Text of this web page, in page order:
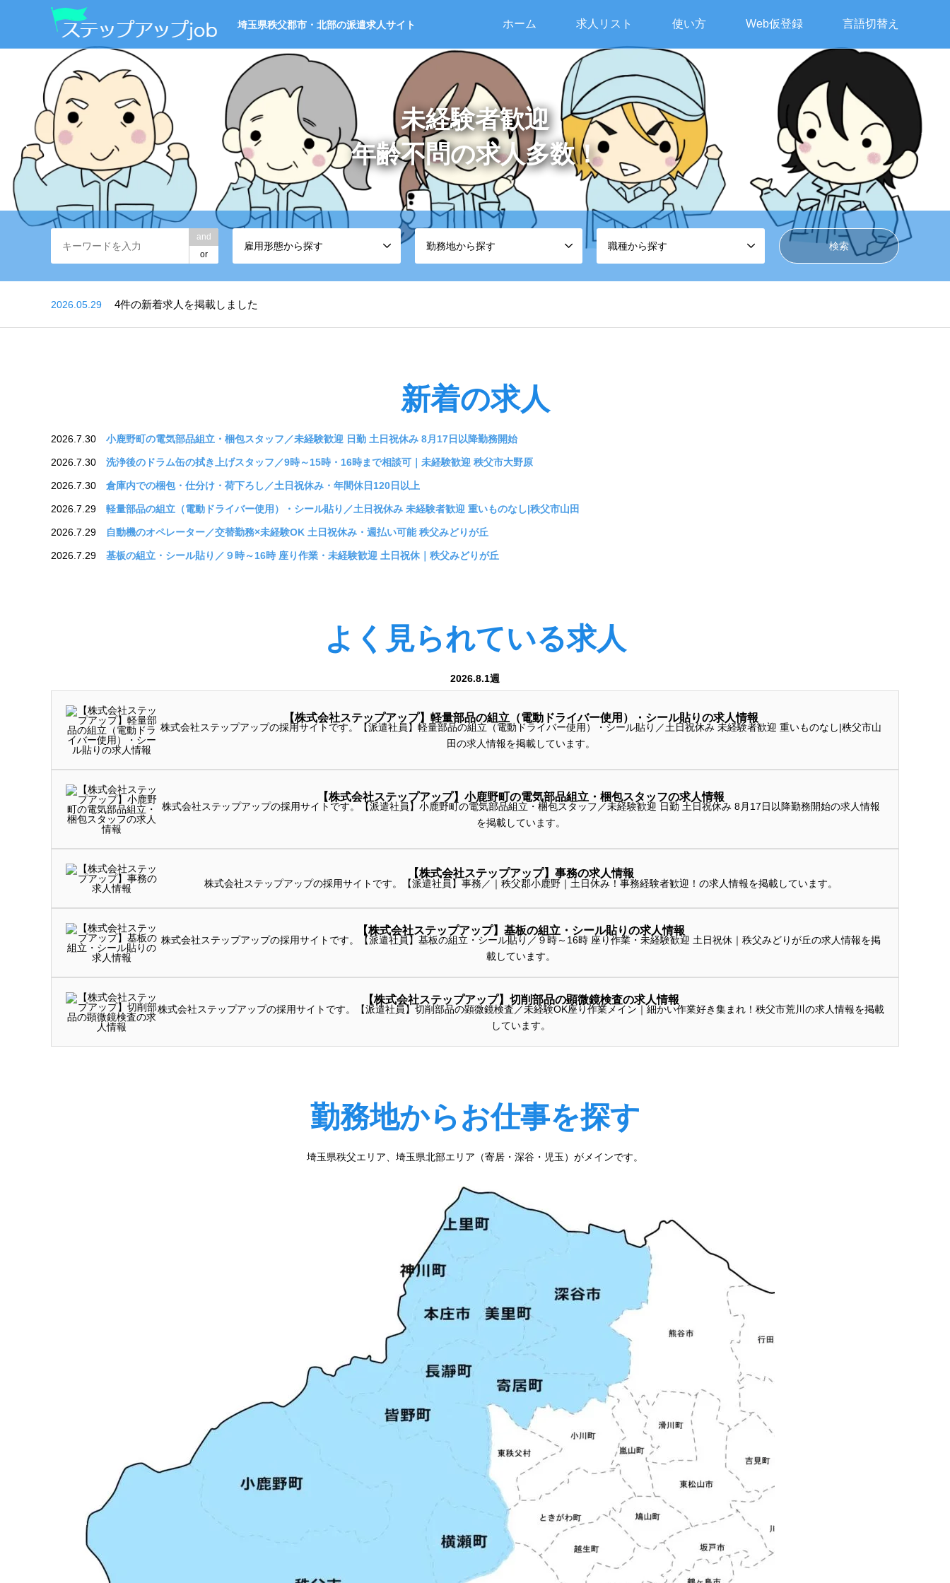
埼玉県秩父郡市・北部の派遣求人サイト ホーム 求人リスト 使い方 Web仮登録 言語切替え
 
and
or
雇用形態から探す 勤務地から探す 職種から探す
2026.05.29 4件の新着求人を掲載しました
新着の求人
2026.7.30 小鹿野町の電気部品組立・梱包スタッフ／未経験歓迎 日勤 土日祝休み 8月17日以降勤務開始
2026.7.30 洗浄後のドラム缶の拭き上げスタッフ／9時～15時・16時まで相談可｜未経験歓迎 秩父市大野原
2026.7.30 倉庫内での梱包・仕分け・荷下ろし／土日祝休み・年間休日120日以上
2026.7.29 軽量部品の組立（電動ドライバー使用）・シール貼り／土日祝休み 未経験者歓迎 重いものなし|秩父市山田
2026.7.29 自動機のオペレーター／交替勤務×未経験OK 土日祝休み・週払い可能 秩父みどりが丘
2026.7.29 基板の組立・シール貼り／９時～16時 座り作業・未経験歓迎 土日祝休｜秩父みどりが丘
よく見られている求人
2026.8.1週
【株式会社ステップアップ】軽量部品の組立（電動ドライバー使用）・シール貼りの求人情報
株式会社ステップアップの採用サイトです。【派遣社員】軽量部品の組立（電動ドライバー使用）・シール貼り／土日祝休み 未経験者歓迎 重いものなし|秩父市山
田の求人情報を掲載しています。
【株式会社ステップアップ】小鹿野町の電気部品組立・梱包スタッフの求人情報
株式会社ステップアップの採用サイトです。【派遣社員】小鹿野町の電気部品組立・梱包スタッフ／未経験歓迎 日勤 土日祝休み 8月17日以降勤務開始の求人情報
を掲載しています。
【株式会社ステップアップ】事務の求人情報
株式会社ステップアップの採用サイトです。【派遣社員】事務／｜秩父郡小鹿野｜土日休み！事務経験者歓迎！の求人情報を掲載しています。
【株式会社ステップアップ】基板の組立・シール貼りの求人情報
株式会社ステップアップの採用サイトです。【派遣社員】基板の組立・シール貼り／９時～16時 座り作業・未経験歓迎 土日祝休｜秩父みどりが丘の求人情報を掲
載しています。
【株式会社ステップアップ】切削部品の顕微鏡検査の求人情報
株式会社ステップアップの採用サイトです。【派遣社員】切削部品の顕微鏡検査／未経験OK座り作業メイン｜細かい作業好き集まれ！秩父市荒川の求人情報を掲載
しています。
勤務地からお仕事を探す
埼玉県秩父エリア、埼玉県北部エリア（寄居・深谷・児玉）がメインです。